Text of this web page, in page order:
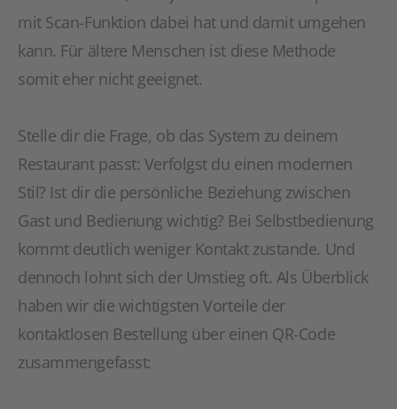
mit Scan-Funktion dabei hat und damit umgehen
kann. Für ältere Menschen ist diese Methode
somit eher nicht geeignet.
Stelle dir die Frage, ob das System zu deinem
Restaurant passt: Verfolgst du einen modernen
Stil? Ist dir die persönliche Beziehung zwischen
Gast und Bedienung wichtig? Bei Selbstbedienung
kommt deutlich weniger Kontakt zustande. Und
dennoch lohnt sich der Umstieg oft. Als Überblick
haben wir die wichtigsten Vorteile der
kontaktlosen Bestellung über einen QR-Code
zusammengefasst: